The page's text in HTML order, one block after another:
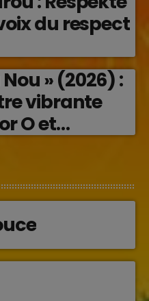
(2026)
du respect
» (2026) :
vibrante
O et